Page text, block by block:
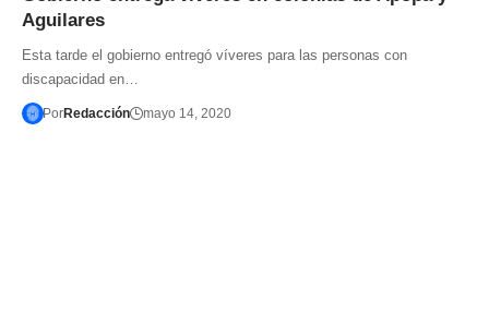
Aguilares
Esta tarde el gobierno entregó víveres para las personas con
discapacidad en…
PorRedacción mayo 14, 2020